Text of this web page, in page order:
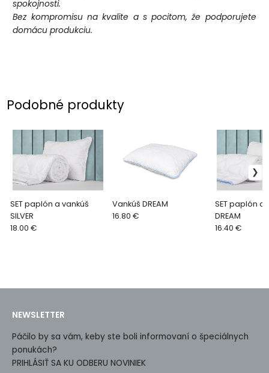
spokojnosti.
Bez kompromisu na kvalite a s pocitom, že podporujete
domácu produkciu.
Podobné produkty
SET paplón a vankúš
SILVER
18.00 €
Vankúš DREAM
16.80 €
SET paplón a
DREAM
16.40 €
NEWSLETTER
Páčilo by sa vám, keby ste boli informovaní o špeciálnych
ponukách?
PRIHLÁSIŤ SA KU ODBERU NOVINIEK